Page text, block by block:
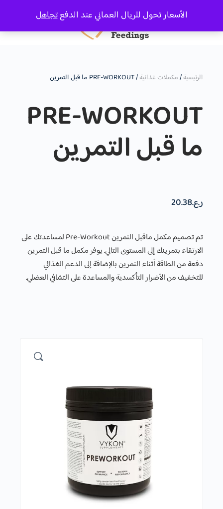
الأسعار تحول للريال العماني عند الدفعتجاهل
الرئيسية/مكملات غذائية/ PRE-WORKOUT ما قبل التمرين
PRE-WORKOUT
ما قبل التمرين
ر.ع.20.38
تم تصميم مكمل ماقبل التمرين Pre-Workout لمساعدتك على
الارتقاء بتمرينك إلى المستوى التالي. يوفر مكمل ما قبل التمرين
دفعة من الطاقة أثناء التمرين بالإضافة إلى الدعم الغذائي
للتخفيف من الأضرار التأكسدية والمساعدة على التشافي العضلي.
🔍